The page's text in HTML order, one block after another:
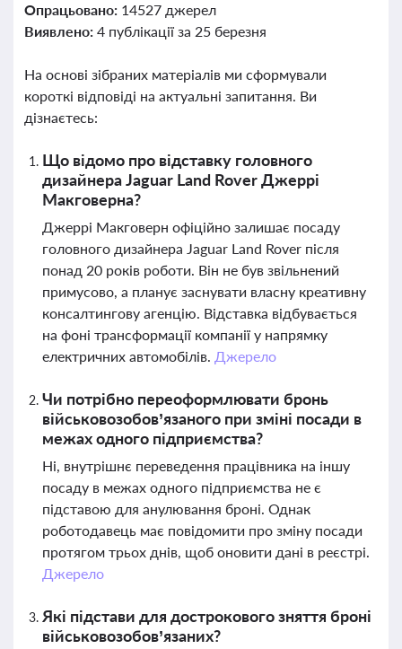
Опрацьовано: 14527 джерел
Виявлено: 4 публікації за 25 березня
На основі зібраних матеріалів ми сформували
короткі відповіді на актуальні запитання. Ви
дізнаєтесь:
Що відомо про відставку головного
дизайнера Jaguar Land Rover Джеррі
Макговерна?
Джеррі Макговерн офіційно залишає посаду
головного дизайнера Jaguar Land Rover після
понад 20 років роботи. Він не був звільнений
примусово, а планує заснувати власну креативну
консалтингову агенцію. Відставка відбувається
на фоні трансформації компанії у напрямку
електричних автомобілів. Джерело
Чи потрібно переоформлювати бронь
військовозобов’язаного при зміні посади в
межах одного підприємства?
Ні, внутрішнє переведення працівника на іншу
посаду в межах одного підприємства не є
підставою для анулювання броні. Однак
роботодавець має повідомити про зміну посади
протягом трьох днів, щоб оновити дані в реєстрі.
Джерело
Які підстави для дострокового зняття броні
військовозобов’язаних?